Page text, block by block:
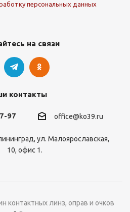
персональных данных
на связи
контакты
97 office@ko39.ru
ул. Малоярославская,
10, офис 1.
контактных линз, оправ и очков